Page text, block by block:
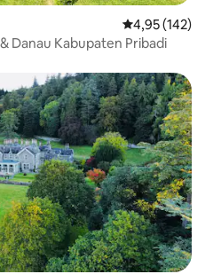
Nilai rata-rata
4,95 (142)
Danau Kabupaten Pribadi